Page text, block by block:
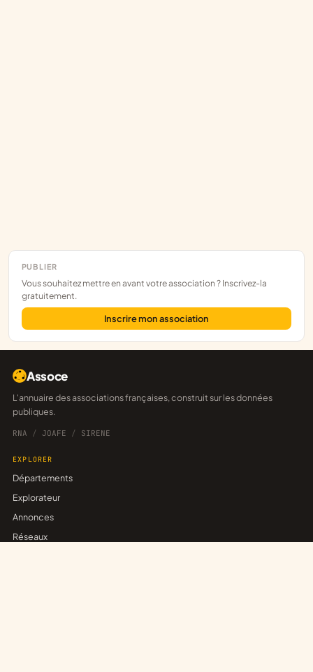
PUBLIER
Vous souhaitez mettre en avant votre association ? Inscrivez-la
gratuitement.
Inscrire mon association
Assoce
L'annuaire des associations françaises, construit sur les données
publiques.
RNA / JOAFE / SIRENE
EXPLORER
Départements
Explorateur
Annonces
Réseaux